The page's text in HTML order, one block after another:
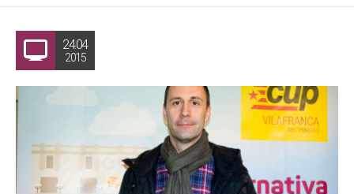
24.04
2015